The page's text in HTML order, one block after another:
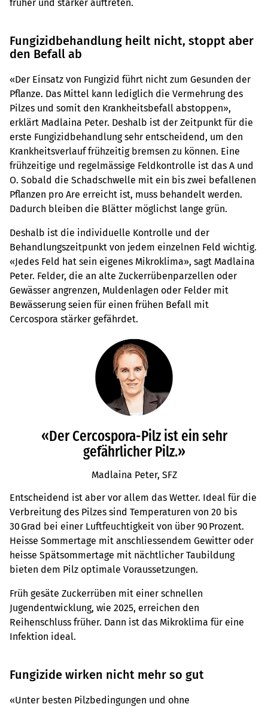
früher und stärker auftreten.
Fungizidbehandlung heilt nicht, stoppt aber
den Befall ab
«Der Einsatz von Fungizid führt nicht zum Gesunden der
Pflanze. Das Mittel kann lediglich die Vermehrung des
Pilzes und somit den Krankheitsbefall abstoppen»,
erklärt Madlaina Peter. Deshalb ist der Zeitpunkt für die
erste Fungizidbehandlung sehr entscheidend, um den
Krankheitsverlauf frühzeitig bremsen zu können. Eine
frühzeitige und regelmässige Feldkontrolle ist das A und
O. Sobald die Schadschwelle mit ein bis zwei befallenen
Pflanzen pro Are erreicht ist, muss behandelt werden.
Dadurch bleiben die Blätter möglichst lange grün.
Deshalb ist die individuelle Kontrolle und der
Behandlungszeitpunkt von jedem einzelnen Feld wichtig.
«Jedes Feld hat sein eigenes Mikroklima», sagt Madlaina
Peter. Felder, die an alte Zuckerrübenparzellen oder
Gewässer angrenzen, Muldenlagen oder Felder mit
Bewässerung seien für einen frühen Befall mit
Cercospora stärker gefährdet.
«Der Cercospora-Pilz ist ein sehr
gefährlicher Pilz.»
Madlaina Peter, SFZ
Entscheidend ist aber vor allem das Wetter. Ideal für die
Verbreitung des Pilzes sind Temperaturen von 20 bis
30 Grad bei einer Luftfeuchtigkeit von über 90 Prozent.
Heisse Sommertage mit anschliessendem Gewitter oder
heisse Spätsommertage mit nächtlicher Taubildung
bieten dem Pilz optimale Voraussetzungen.
Früh gesäte Zuckerrüben mit einer schnellen
Jugendentwicklung, wie 2025, erreichen den
Reihenschluss früher. Dann ist das Mikroklima für eine
Infektion ideal.
Fungizide wirken nicht mehr so gut
«Unter besten Pilzbedingungen und ohne